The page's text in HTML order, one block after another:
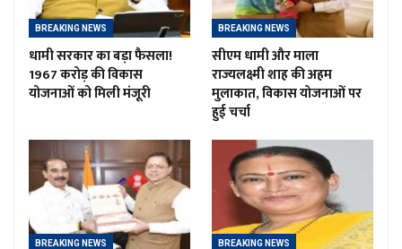
BREAKING NEWS
धामी सरकार का बड़ा फैसला!
1967 करोड़ की विकास
योजनाओं को मिली मंजूरी
BREAKING NEWS
सीएम धामी और माला
राज्यलक्ष्मी शाह की अहम
मुलाकात, विकास योजनाओं पर
हुई चर्चा
BREAKING NEWS BREAKING NEWS